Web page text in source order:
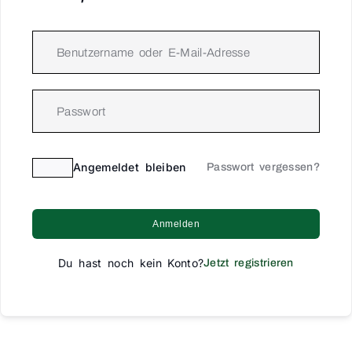
Angemeldet bleiben Passwort vergessen?
Anmelden
Du hast noch kein Konto?Jetzt registrieren